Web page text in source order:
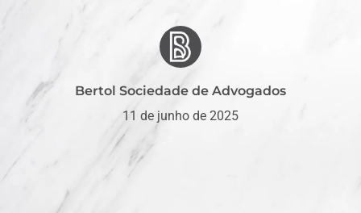
Bertol Sociedade de Advogados
11 de junho de 2025